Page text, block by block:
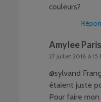
couleurs?
Amylee Paris
27 juillet 2018 à 15
@sylvand
étaient juste
Pour faire mon